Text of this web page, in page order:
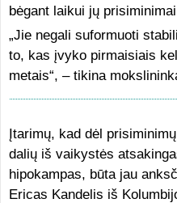
bėgant laikui jų
„Jie negali suformuoti
to, kas įvyko pirmaisiais
metais“, – tikina
Įtarimų, kad dėl
dalių iš vaikystės
hipokampas, būta jau
Ericas Kandelis iš